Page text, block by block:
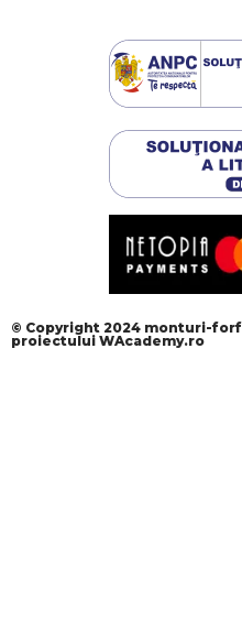
© Copyright 2024 monturi-
proiectului WAcademy.ro